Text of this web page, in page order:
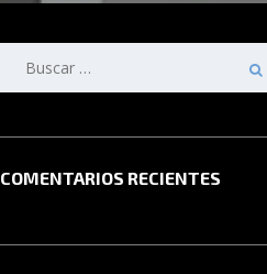
COMENTARIOS RECIENTES